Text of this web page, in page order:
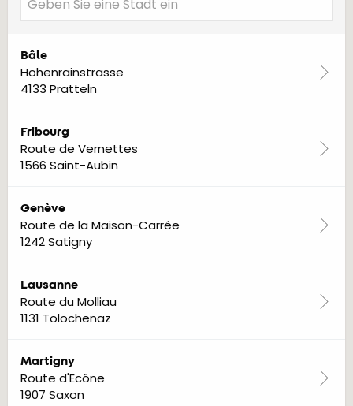
Bâle
Hohenrainstrasse
4133 Pratteln
Fribourg
Route de Vernettes
1566 Saint-Aubin
Genève
Route de la Maison-Carrée
1242 Satigny
Lausanne
Route du Molliau
1131 Tolochenaz
Martigny
Route d'Ecône
1907 Saxon